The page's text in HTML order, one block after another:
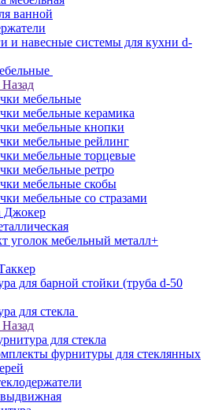
ванной
и навесные системы для кухни d-
Назад
мебельные
мебельные керамика
мебельные кнопки
мебельные рейлинг
мебельные торцевые
мебельные ретро
мебельные скобы
мебельные со стразами
Джокер
уголок мебельный металл+
для барной стойки (труба d-50
для стекла
Назад
для стекла
фурнитуры для стеклянных